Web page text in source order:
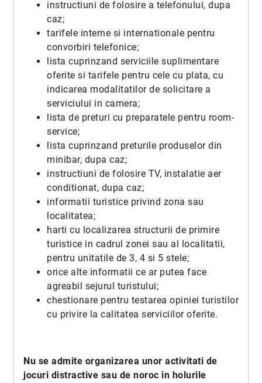
instructiuni de folosire a telefonului, dupa
caz;
tarifele interne si internationale pentru
convorbiri telefonice;
lista cuprinzand serviciile suplimentare
oferite si tarifele pentru cele cu plata, cu
indicarea modalitatilor de solicitare a
serviciului in camera;
lista de preturi cu preparatele pentru room-
service;
lista cuprinzand preturile produselor din
minibar, dupa caz;
instructiuni de folosire TV, instalatie aer
conditionat, dupa caz;
informatii turistice privind zona sau
localitatea;
harti cu localizarea structurii de primire
turistice in cadrul zonei sau al localitatii,
pentru unitatile de 3, 4 si 5 stele;
orice alte informatii ce ar putea face
agreabil sejurul turistului;
chestionare pentru testarea opiniei turistilor
cu privire la calitatea serviciilor oferite.
Nu se admite organizarea unor activitati de
jocuri distractive sau de noroc in holurile